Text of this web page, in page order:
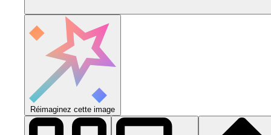
Réimaginez cette image